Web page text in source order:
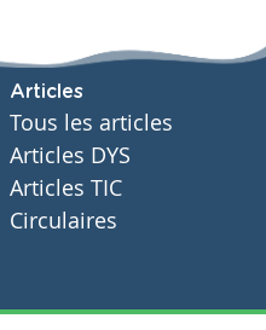
Articles
Tous les articles
Articles DYS
Articles TIC
Circulaires